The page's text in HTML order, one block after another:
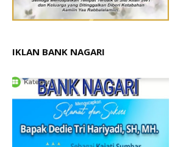
IKLAN BANK NAGARI